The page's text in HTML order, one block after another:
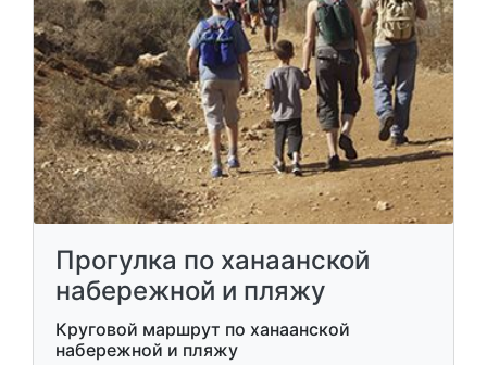
Прогулка по ханаанской
набережной и пляжу
Круговой маршрут по ханаанской
набережной и пляжу